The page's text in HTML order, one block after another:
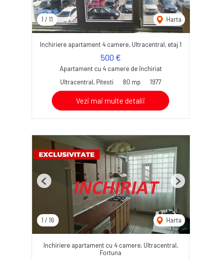
1 / 11 Harta
Inchiriere apartament 4 camere, Ultracentral, etaj 1
500 €
Apartament cu 4 camere de închiriat
Ultracentral, Pitesti
80 mp 1977
Vezi mai multe detalii
1 / 16 Harta
Previous Next
Inchiriere apartament cu 4 camere, Ultracentral,
Fortuna